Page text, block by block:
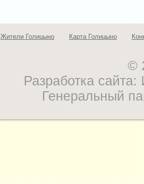
Жители Голицыно Карта Голицыно
©
Разработка
Генеральный